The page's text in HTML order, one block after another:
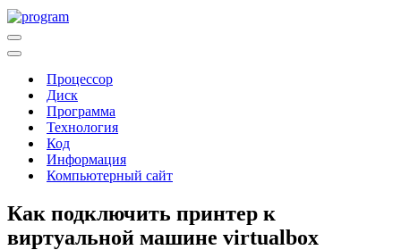
Меню
навигации
Меню
навигацииПроцессор
Диск
Программа
Технология
Код
Информация
Компьютерный сайт
Как подключить принтер к
виртуальной машине virtualbox